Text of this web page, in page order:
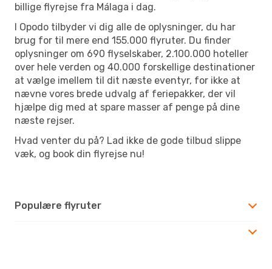
billige flyrejse fra Málaga i dag.
I Opodo tilbyder vi dig alle de oplysninger, du har
brug for til mere end 155.000 flyruter. Du finder
oplysninger om 690 flyselskaber, 2.100.000 hoteller
over hele verden og 40.000 forskellige destinationer
at vælge imellem til dit næste eventyr, for ikke at
nævne vores brede udvalg af feriepakker, der vil
hjælpe dig med at spare masser af penge på dine
næste rejser.
Hvad venter du på? Lad ikke de gode tilbud slippe
væk, og book din flyrejse nu!
Populære flyruter